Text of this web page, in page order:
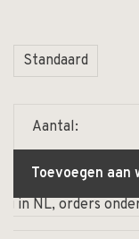
Standaard
Aantal:
Toevoegen aan
NL, orders onder